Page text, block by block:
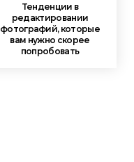
Тенденции в
редактировании
фотографий, которые
вам нужно скорее
попробовать